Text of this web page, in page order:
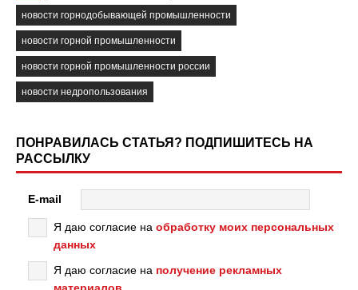
новости горнодобывающей промышленности
новости горной промышленности
новости горной промышленности россии
новости недропользования
ПОНРАВИЛАСЬ СТАТЬЯ? ПОДПИШИТЕСЬ НА
РАССЫЛКУ
E-mail
Я даю согласие на обработку моих персональных
данных
Я даю согласие на получение рекламных